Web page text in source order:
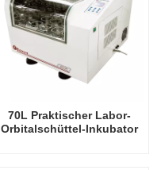
70L Praktischer Labor-
Orbitalschüttel-Inkubator